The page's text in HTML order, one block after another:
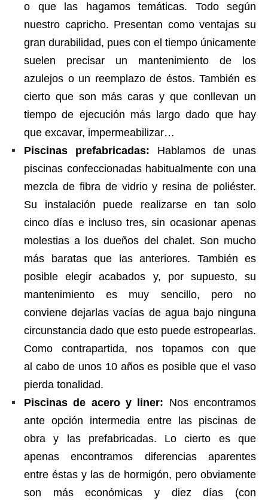
o que las hagamos temáticas. Todo según
nuestro capricho. Presentan como ventajas su
gran durabilidad, pues con el tiempo únicamente
suelen precisar un mantenimiento de los
azulejos o un reemplazo de éstos. También es
cierto que son más caras y que conllevan un
tiempo de ejecución más largo dado que hay
que excavar, impermeabilizar…
Piscinas prefabricadas: Hablamos de unas
piscinas confeccionadas habitualmente con una
mezcla de fibra de vidrio y resina de poliéster.
Su instalación puede realizarse en tan solo
cinco días e incluso tres, sin ocasionar apenas
molestias a los dueños del chalet. Son mucho
más baratas que las anteriores. También es
posible elegir acabados y, por supuesto, su
mantenimiento es muy sencillo, pero no
conviene dejarlas vacías de agua bajo ninguna
circunstancia dado que esto puede estropearlas.
Como contrapartida, nos topamos con que
al cabo de unos 10 años es posible que el vaso
pierda tonalidad.
Piscinas de acero y liner: Nos encontramos
ante opción intermedia entre las piscinas de
obra y las prefabricadas. Lo cierto es que
apenas encontramos diferencias aparentes
entre éstas y las de hormigón, pero obviamente
son más económicas y diez días (con